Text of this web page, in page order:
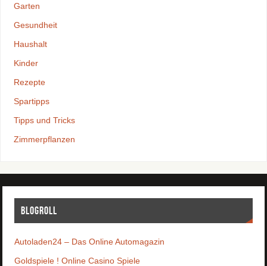
Garten
Gesundheit
Haushalt
Kinder
Rezepte
Spartipps
Tipps und Tricks
Zimmerpflanzen
Blogroll
Autoladen24 – Das Online Automagazin
Goldspiele ! Online Casino Spiele